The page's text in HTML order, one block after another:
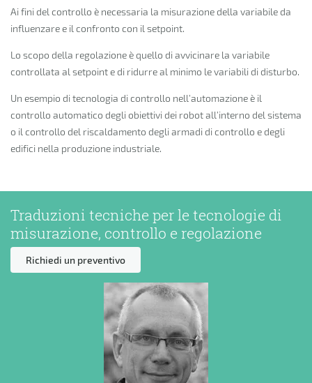
Ai fini del controllo è necessaria la misurazione della variabile da
influenzare e il confronto con il setpoint.
Lo scopo della regolazione è quello di avvicinare la variabile
controllata al setpoint e di ridurre al minimo le variabili di disturbo.
Un esempio di tecnologia di controllo nell’automazione è il
controllo automatico degli obiettivi dei robot all’interno del sistema
o il controllo del riscaldamento degli armadi di controllo e degli
edifici nella produzione industriale.
Traduzioni tecniche per le tecnologie di
misurazione, controllo e regolazione
Richiedi un preventivo